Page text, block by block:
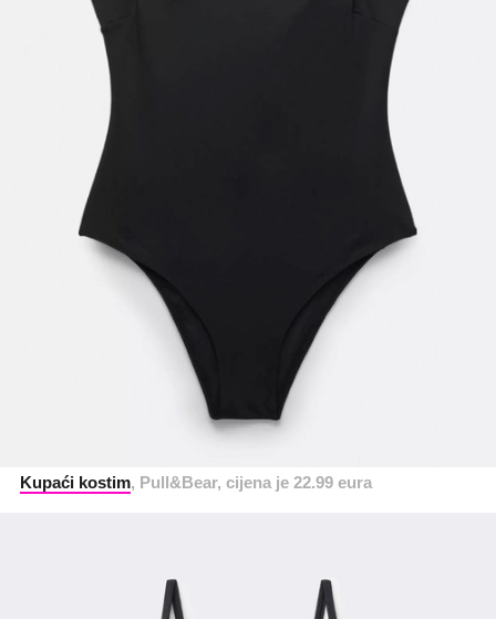
Kupaći kostim, Pull&Bear, cijena je 22.99 eura